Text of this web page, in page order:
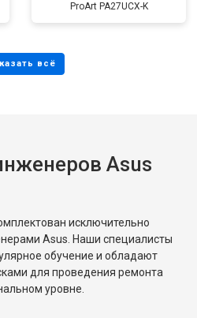
ProArt PA27UCX-K
Asus
исключительно
Asus. Наши специалисты
обучение и обладают
для проведения ремонта
уровне.